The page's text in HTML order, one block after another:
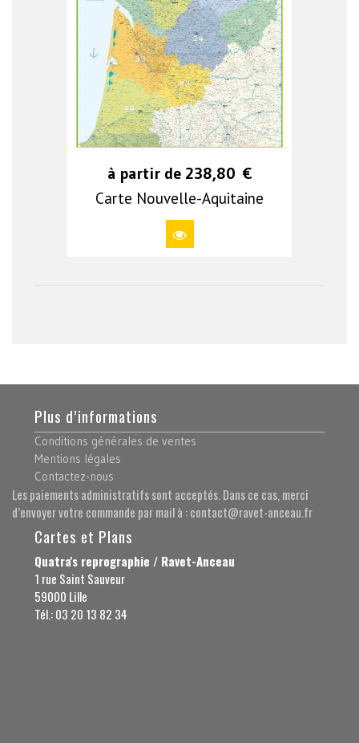
à partir de 238,80 €
Carte Nouvelle-Aquitaine
Plus d’informations
Conditions générales de ventes
Mentions légales
Contactez-nous
Les paiements administratifs sont acceptés. Dans ce cas, merci
d’envoyer votre commande par mail à : contact@ravet-anceau.fr
Cartes et Plans
Quatra's reprographie / Ravet-Anceau
1 rue Saint Sauveur
59000 Lille
Tél.: 03 20 13 82 34